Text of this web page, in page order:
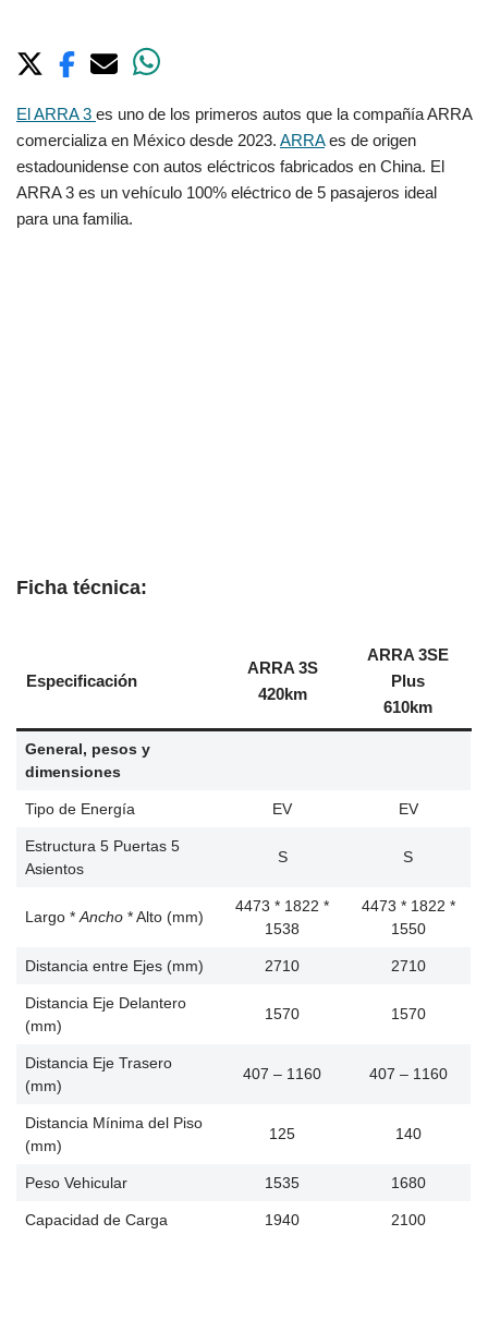
El ARRA 3 es uno de los primeros autos que la compañía ARRA
comercializa en México desde 2023. ARRAes de origen
estadounidense con autos eléctricos fabricados en China. El
ARRA 3 es un vehículo 100% eléctrico de 5 pasajeros ideal
para una familia.
Ficha técnica:
Especificación
ARRA 3S
420km
ARRA 3SE
Plus
610km
General, pesos y
dimensiones
Tipo de Energía EV EV
Estructura 5 Puertas 5
Asientos
S S
Largo * Ancho* Alto (mm)
4473 * 1822 *
1538
4473 * 1822 *
1550
Distancia entre Ejes (mm) 2710 2710
Distancia Eje Delantero
(mm)
1570 1570
Distancia Eje Trasero
(mm)
407 – 1160 407 – 1160
Distancia Mínima del Piso
(mm)
125 140
Peso Vehicular 1535 1680
Capacidad de Carga 1940 2100